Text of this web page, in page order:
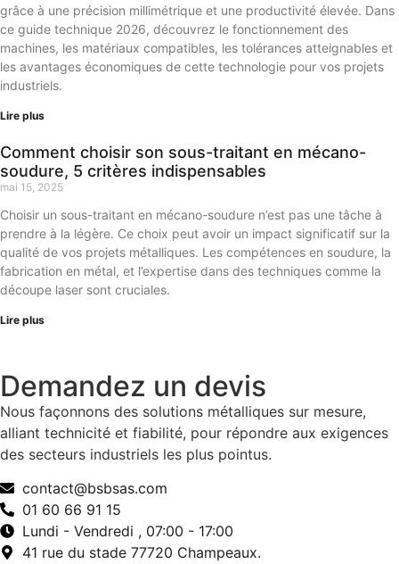
grâce à une précision millimétrique et une productivité élevée. Dans
ce guide technique 2026, découvrez le fonctionnement des
machines, les matériaux compatibles, les tolérances atteignables et
les avantages économiques de cette technologie pour vos projets
industriels.
Lire plus
Comment choisir son sous-traitant en mécano-
soudure, 5 critères indispensables
mai 15, 2025
Choisir un sous-traitant en mécano-soudure n’est pas une tâche à
prendre à la légère. Ce choix peut avoir un impact significatif sur la
qualité de vos projets métalliques. Les compétences en soudure, la
fabrication en métal, et l’expertise dans des techniques comme la
découpe laser sont cruciales.
Lire plus
Demandez un devis
Nous façonnons des solutions métalliques sur mesure,
alliant technicité et fiabilité, pour répondre aux exigences
des secteurs industriels les plus pointus.
contact@bsbsas.com
01 60 66 91 15
Lundi - Vendredi , 07:00 - 17:00
41 rue du stade 77720 Champeaux.